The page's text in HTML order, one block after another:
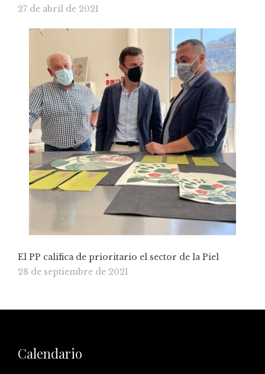
27 de abril de 2021
El PP califica de prioritario el sector de la Piel
28 de septiembre de 2021
Calendario